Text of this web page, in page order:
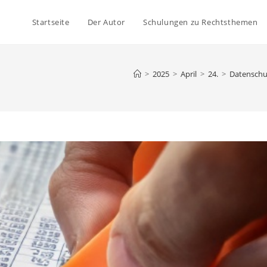
Startseite Der Autor Schulungen zu Rechtsthemen
> 2025 > April > 24. >